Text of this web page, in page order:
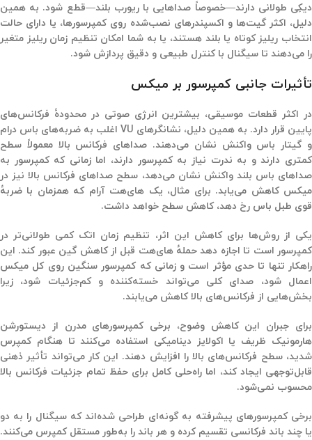
دیکِی طولانی دارند—خصوصاً صداهایی باریورب بلند—قطع شود. به همین
دلیل، اکثر گیت‌ها و اکسپندرهای نصب‌شده روی کمپرسورها، یا دارای حالت
انتخاب ریلیز کوتاه یا بلند هستند، یا به شما امکان تنظیم زمان ریلیز متغیر
را می‌دهند تا سیگنال با کنترل طبیعی و دقیق پردازش شود.
تأثیرات جانبی کمپرسور بر میکس
در اکثر قطعات موسیقی، بیشترین انرژی صوتی در محدودهٔ فرکانس‌های
پایین قرار دارد. به همین دلیل، نشانگرهای اغلب به ضربه‌های باس درام
و گیتار باس واکنش نشان می‌دهند. صداهای فرکانس بالا معمولاً سطح
کمتری دارند و به ندرت نیاز به کمپرسور دارند، اما زمانی که کمپرسور به
صداهای باس بلند واکنش نشان می‌دهد، سطح صداهای فرکانس بالا نیز در
میکس کاهش می‌یابد. برای مثال، یک های‌هت آرام که همزمان با ضربهٔ
قوی طبل باس رخ دهد، کاهش سطح خواهد داشت.
یکی از روش‌ها برای کاهش این اثر، تنظیم زمان اتک کمی طولانی‌تر در
کمپرسور است تا اجازه دهد حملهٔ های‌هت قبل از کاهش گین عبور کند. این
راهکار تنها تا حدی مؤثر است و زمانی کهکمپرسور سنگین روی کل میکس
اعمال شود، صدای کلی می‌تواند خسته‌کننده و کم‌جزئیات شود، زیرا
بخش‌هایی از فرکانس‌های بالاکاهش می‌یابند.
برای جبران این کاهش وضوح، برخی کمپرسورهای مدرن از دیستورشن
هارمونیک ظریف یا اکولایز دینامیکی استفاده می‌کنند تا هنگام کمپرس
شدید،سطح فرکانس‌های بالا را افزایش دهند. این کار می‌تواند تأثیر ذهنی
قابل‌توجهی ایجاد کند، اما راه‌حلی کامل برای حفظ تمام جزئیات فرکانس بالا
محسوب نمی‌شود.
برخی کمپرسورهای پیشرفته به گونه‌ای طراحی شده‌اند که سیگنال را به دو
یا چند باند فرکانسی تقسیم کرده و هر باند را به‌طور مستقل کمپرس می‌کنند.